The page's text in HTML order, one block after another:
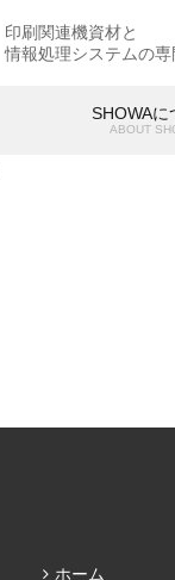
印刷関連機資材と
情報処理システムの専
SHOWAに
ABOUT
ホーム